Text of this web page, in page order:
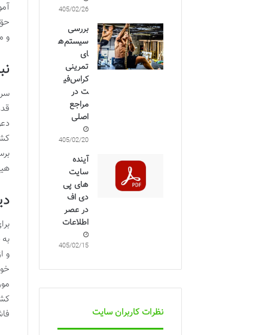
و
و
1405/02/26
بررسی
سیستم‌ه
ای
تمرینی
کراس‌فی
ت در
مراجع
اصلی
1405/02/20
آینده
سایت
های پی
دی اف
در عصر
اطلاعات
1405/02/15
نظرات کاربران سایت